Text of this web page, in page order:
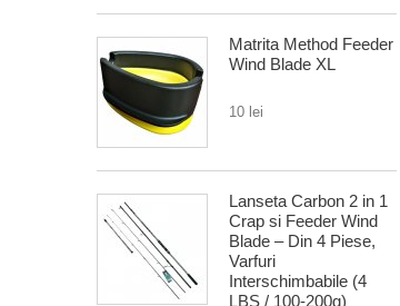
Matrita Method Feeder
Wind Blade XL
10 lei
Lanseta Carbon 2 in 1
Crap si Feeder Wind
Blade – Din 4 Piese,
Varfuri
Interschimbabile (4
LBS / 100-200g)